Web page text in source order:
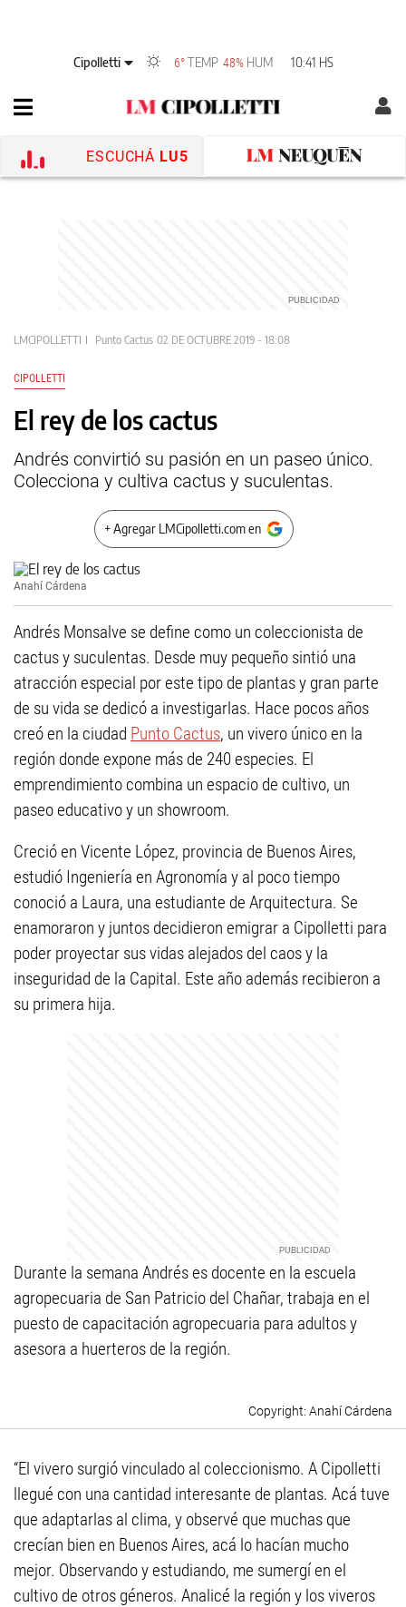
Cipolletti 6° TEMP 48% HUM 10:41 HS
ESCUCHÁ LU5
LMCIPOLLETTI Punto Cactus 02 DE OCTUBRE 2019 - 18:08
CIPOLLETTI
El rey de los cactus
Andrés convirtió su pasión en un paseo único.
Colecciona y cultiva cactus y suculentas.
+ Agregar LMCipolletti.com en
Anahí Cárdena
Andrés Monsalve se define como un coleccionista de
cactus y suculentas. Desde muy pequeño sintió una
atracción especial por este tipo de plantas y gran parte
de su vida se dedicó a investigarlas. Hace pocos años
creó en la ciudad Punto Cactus, un vivero único en la
región donde expone más de 240 especies. El
emprendimiento combina un espacio de cultivo, un
paseo educativo y un showroom.
Creció en Vicente López, provincia de Buenos Aires,
estudió Ingeniería en Agronomía y al poco tiempo
conoció a Laura, una estudiante de Arquitectura. Se
enamoraron y juntos decidieron emigrar a Cipolletti para
poder proyectar sus vidas alejados del caos y la
inseguridad de la Capital. Este año además recibieron a
su primera hija.
Durante la semana Andrés es docente en la escuela
agropecuaria de San Patricio del Chañar, trabaja en el
puesto de capacitación agropecuaria para adultos y
asesora a huerteros de la región.
Anahí Cárdena
“El vivero surgió vinculado al coleccionismo. A Cipolletti
llegué con una cantidad interesante de plantas. Acá tuve
que adaptarlas al clima, y observé que muchas que
crecían bien en Buenos Aires, acá lo hacían mucho
mejor. Observando y estudiando, me sumergí en el
cultivo de otros géneros. Analicé la región y los viveros